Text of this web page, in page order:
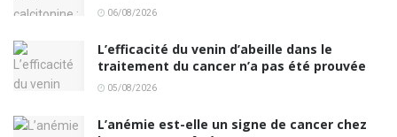
06/08/2026
L’efficacité du venin d’abeille dans le
traitement du cancer n’a pas été prouvée
05/08/2026
L’anémie est-elle un signe de cancer chez